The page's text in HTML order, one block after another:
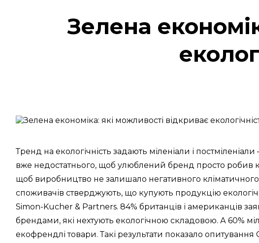
Зелена
Тренд на екологічність задають міленіали і
вже недостатнього, щоб улюблений бренд просто робив
щоб виробництво не залишало негативного
споживачів стверджують, що купують продукцію
Simon-Kucher & Partners. 84% британців і американців
брендами, які нехтують екологічною складовою. А 60%
екофрендлі товари. Такі результати показало